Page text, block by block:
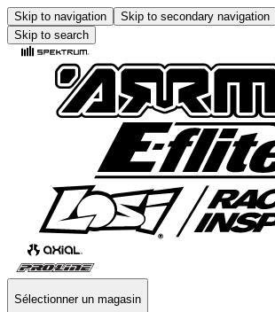
Skip to navigation Skip to secondary navigation
Skip to search
Sélectionner un magasin